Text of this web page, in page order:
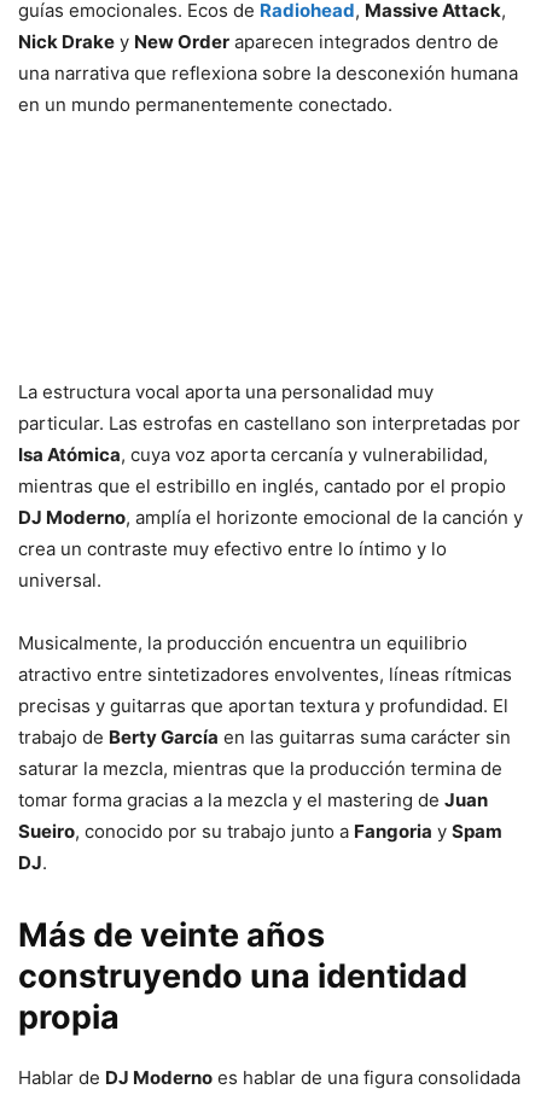
guías emocionales. Ecos de Radiohead, Massive Attack,
Nick Drake y New Order aparecen integrados dentro de
una narrativa que reflexiona sobre la desconexión humana
en un mundo permanentemente conectado.
La estructura vocal aporta una personalidad muy
particular. Las estrofas en castellano son interpretadas por
Isa Atómica, cuya voz aporta cercanía y vulnerabilidad,
mientras que el estribillo en inglés, cantado por el propio
DJ Moderno, amplía el horizonte emocional de la canción y
crea un contraste muy efectivo entre lo íntimo y lo
universal.
Musicalmente, la producción encuentra un equilibrio
atractivo entre sintetizadores envolventes, líneas rítmicas
precisas y guitarras que aportan textura y profundidad. El
trabajo de Berty García en las guitarras suma carácter sin
saturar la mezcla, mientras que la producción termina de
tomar forma gracias a la mezcla y el mastering de Juan
Sueiro, conocido por su trabajo junto a Fangoria y Spam
DJ.
Más de veinte años
construyendo una identidad
propia
Hablar de DJ Moderno es hablar de una figura consolidada